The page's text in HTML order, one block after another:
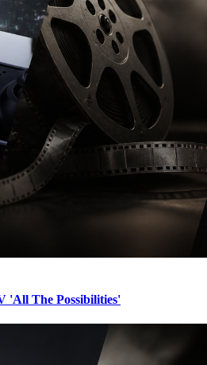
'All The Possibilities'